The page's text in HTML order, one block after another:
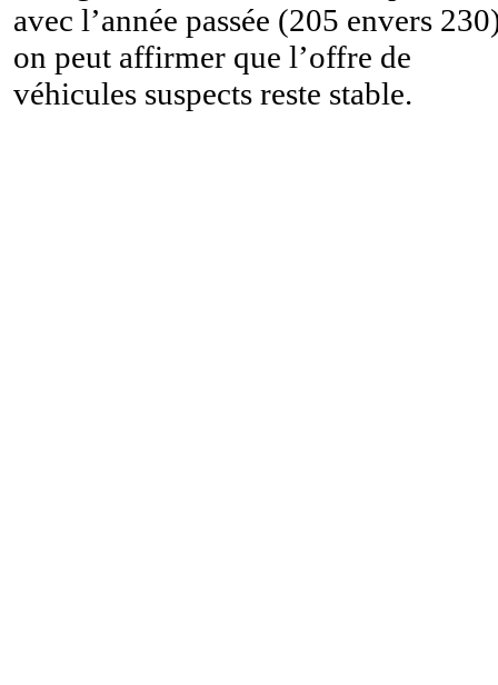
avec l’année passée (205 envers
on peut affirmer que l’offre de
véhicules suspects reste stable.